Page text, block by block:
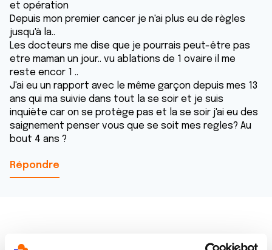
et opération
Depuis mon premier cancer je n'ai plus eu de règles
jusqu'à la..
Les docteurs me dise que je pourrais peut-être pas
etre maman un jour.. vu ablations de 1 ovaire il me
reste encor 1 ..
J'ai eu un rapport avec le même garçon depuis mes 13
ans qui ma suivie dans tout la se soir et je suis
inquiète car on se protège pas et la se soir j'ai eu des
saignement penser vous que se soit mes regles? Au
bout 4 ans ?
Répondre